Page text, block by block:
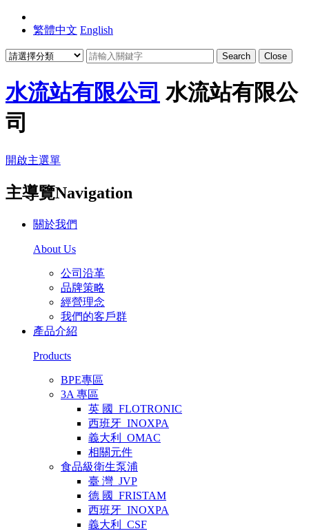
繁體中文 English
Search Close
水流站有限公司 水流站有限公
司
開啟主選單
主導覽Navigation
關於我們
About Us
公司沿革
品牌策略
經營理念
我們的客戶群
產品介紹
Products
BPE專區
3A 專區
英 國_FLOTRONIC
西班牙_INOXPA
義大利_OMAC
相關元件
食品級衛生泵浦
臺 灣_JVP
德 國_FRISTAM
西班牙_INOXPA
義大利_CSF